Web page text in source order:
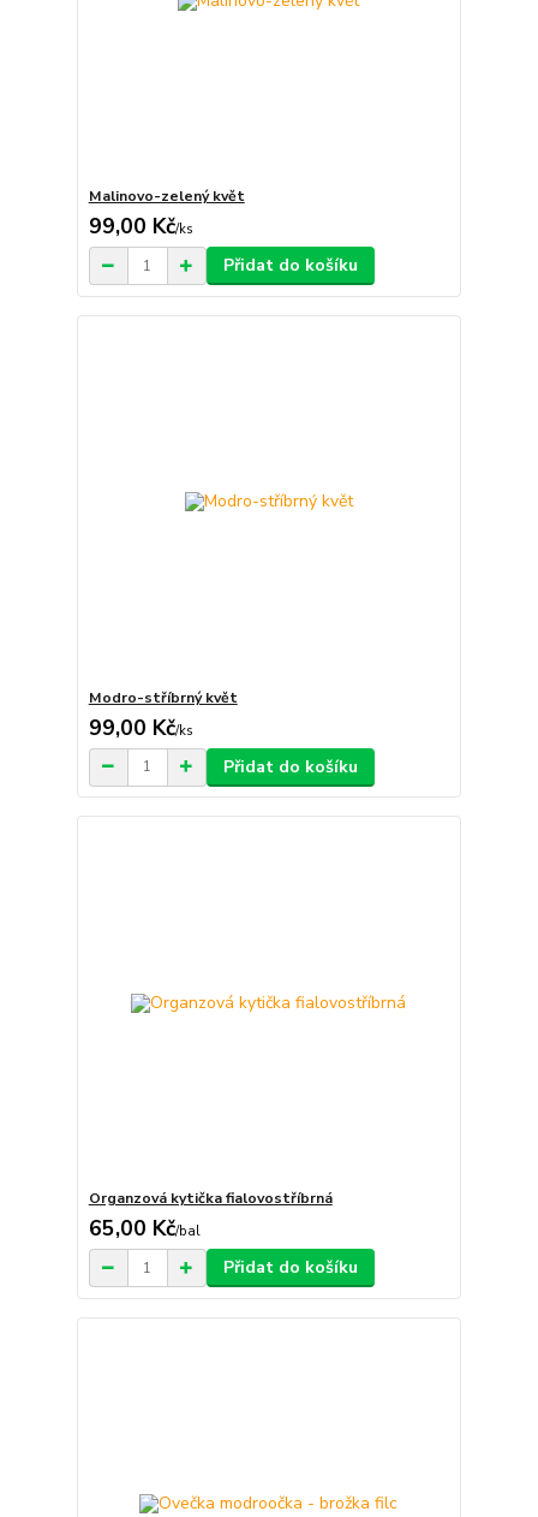
Malinovo-zelený květ
99,00 Kč/ks
Přidat do košíku
Modro-stříbrný květ
99,00 Kč/ks
Přidat do košíku
Organzová kytička fialovostříbrná
65,00 Kč/bal
Přidat do košíku